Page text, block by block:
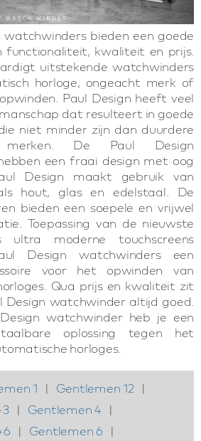
watchwinders bieden een goede
functionaliteit, kwaliteit en prijs.
uitstekende watchwinders
horloge, ongeacht merk of
Paul Design heeft veel
dat resulteert in goede
niet minder zijn dan duurdere
merken. De Paul Design
een fraai design met oog
Design maakt gebruik van
hout, glas en edelstaal. De
bieden een soepele en vrijwel
Toepassing van de nieuwste
ultra moderne touchscreens
Design watchwinders een
voor het opwinden van
Qua prijs en kwaliteit zit
Design watchwinder altijd goed.
watchwinder heb je een
oplossing tegen het
horloges.
1 | Gentlemen 12
|
| Gentlemen 4 |
| Gentlemen 6
|